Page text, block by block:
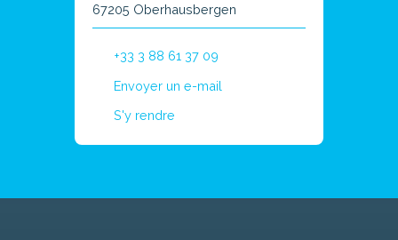
67205 Oberhausbergen
+33 3 88 61 37 09
Envoyer un e-mail
S'y rendre